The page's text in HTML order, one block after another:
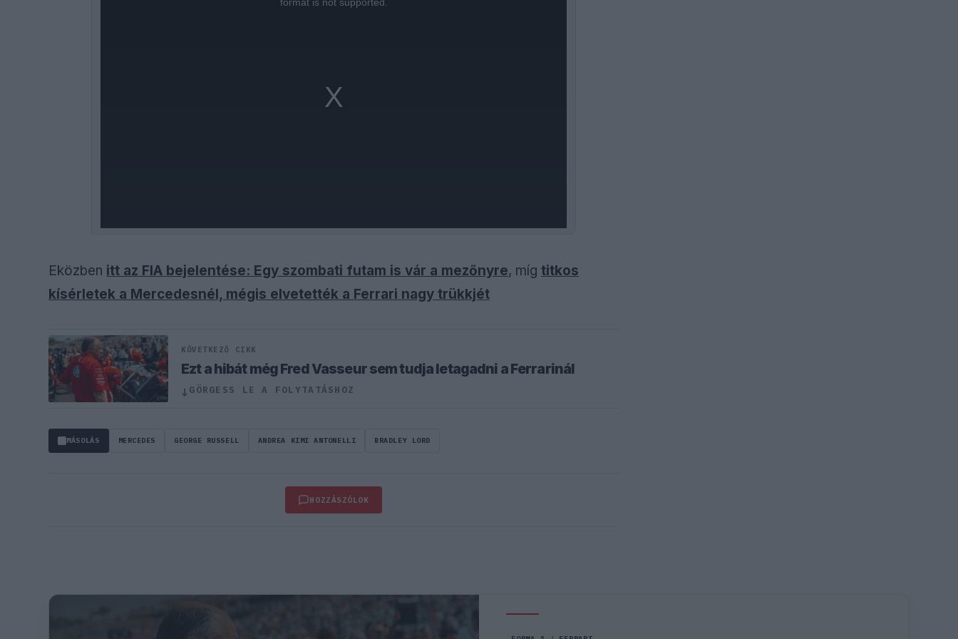
Eközben itt az FIA bejelentése: Egy szombati futam is vár a mezőnyre, míg titkos
kísérletek a Mercedesnél, mégis elvetették a Ferrari nagy trükkjét
KÖVETKEZŐ CIKK
Ezt a hibát még Fred Vasseur sem tudja letagadni a Ferrarinál
↓ GÖRGESS LE A FOLYTATÁSHOZ
MÁSOLÁS MERCEDES GEORGE RUSSELL ANDREA KIMI ANTONELLI BRADLEY LORD
HOZZÁSZÓLOK